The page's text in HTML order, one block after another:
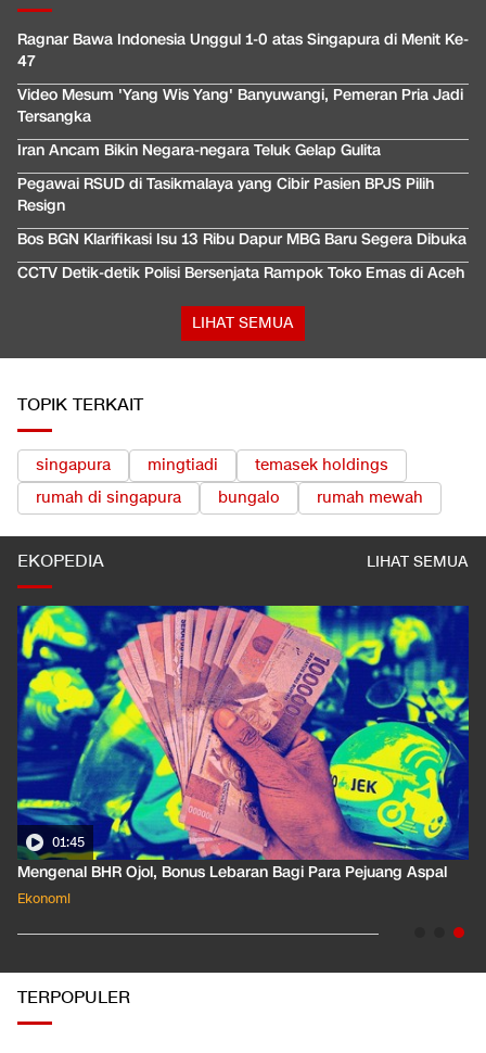
Ragnar Bawa Indonesia Unggul 1-0 atas Singapura di Menit Ke-
47
Video Mesum 'Yang Wis Yang' Banyuwangi, Pemeran Pria Jadi
Tersangka
Iran Ancam Bikin Negara-negara Teluk Gelap Gulita
Pegawai RSUD di Tasikmalaya yang Cibir Pasien BPJS Pilih
Resign
Bos BGN Klarifikasi Isu 13 Ribu Dapur MBG Baru Segera Dibuka
CCTV Detik-detik Polisi Bersenjata Rampok Toko Emas di Aceh
LIHAT SEMUA
TOPIK TERKAIT
singapura mingtiadi
temasek holdings
rumah di singapura
bungalo rumah mewah
EKOPEDIA LIHAT SEMUA
01:35
Pahami Dampak Kenaikan Suku Bunga Acuan ke Cicilan KPR
Ekonomi
TERPOPULER